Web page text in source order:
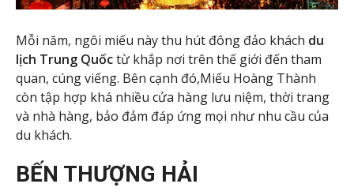
Mỗi năm, ngôi miếu này thu hút đông đảo khách du
lịch Trung Quốctừ khắp nơi trên thế giới đến tham
quan, cúng viếng. Bên cạnh đó,Miếu Hoàng Thành
còn tập hợp khá nhiều cửa hàng lưu niệm, thời trang
và nhà hàng, bảo đảm đáp ứng mọi như nhu cầu của
du khách.
BẾN THƯỢNG HẢI